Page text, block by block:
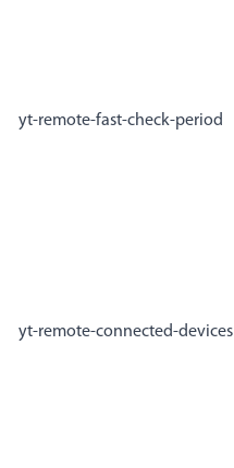
yt-remote-fast-check-period
yt-remote-connected-devices